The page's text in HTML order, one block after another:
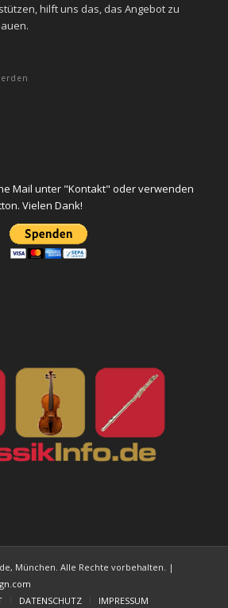
hilft uns das, das Angebot zu
Mail unter "Kontakt" oder verwenden
Vielen Dank!
München. Alle Rechte vorbehalten. |
DATENSCHUTZ IMPRESSUM